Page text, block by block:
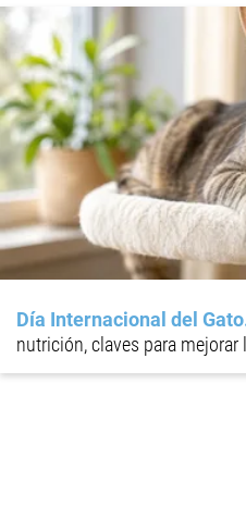
Día Internacional del Gato
nutrición, claves para mejorar